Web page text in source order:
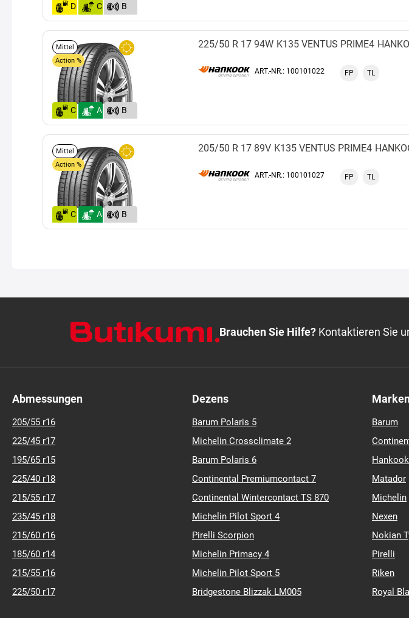
D C
B
(72)
Mittel
Action %
C A
B
(71)
K135 VENTUS PRIME4
225/50 R 17 94W
ART.-NR.: 100101022 FP TL
Mittel
Action %
C A
B
(69)
K135 VENTUS PRIME4
205/50 R 17 89V
ART.-NR.: 100101027 FP TL
Brauchen Sie Hilfe? Kontaktieren Sie
Abmessungen
205/55 r16
225/45 r17
195/65 r15
225/40 r18
215/55 r17
235/45 r18
215/60 r16
185/60 r14
215/55 r16
225/50 r17
Dezens
Barum Polaris 5
Michelin Crossclimate 2
Barum Polaris 6
Continental Premiumcontact 7
Continental Wintercontact TS 870
Michelin Pilot Sport 4
Pirelli Scorpion
Michelin Primacy 4
Michelin Pilot Sport 5
Bridgestone Blizzak LM005
Barum
Hankook
Matador
Michelin
Nexen
Nokian
Pirelli
Riken
Royal